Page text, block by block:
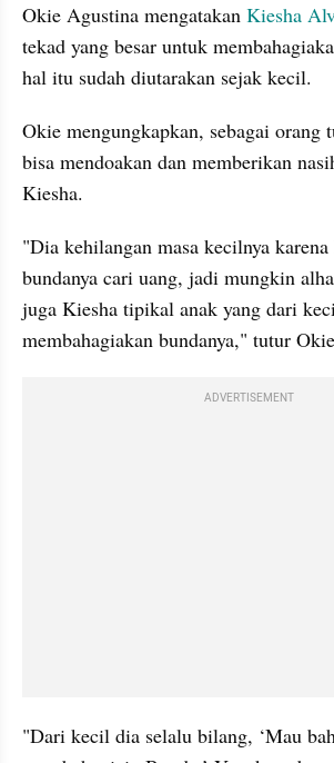
Okie Agustina mengatakan Kiesha
tekad yang besar untuk
hal itu sudah diutarakan sejak kecil.
Okie mengungkapkan, sebagai orang
bisa mendoakan dan memberikan
Kiesha.
"Dia kehilangan masa kecilnya
bundanya cari uang, jadi mungkin
juga Kiesha tipikal anak yang dari
membahagiakan bundanya," tutur
ADVERTISEMENT
"Dari kecil dia selalu bilang, ‘Mau